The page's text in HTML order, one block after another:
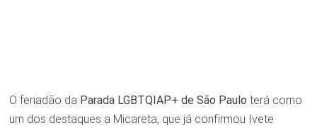
O feriadão da Parada LGBTQIAP+ de São Paulo terá como
um dos destaques a Micareta, que já confirmou Ivete